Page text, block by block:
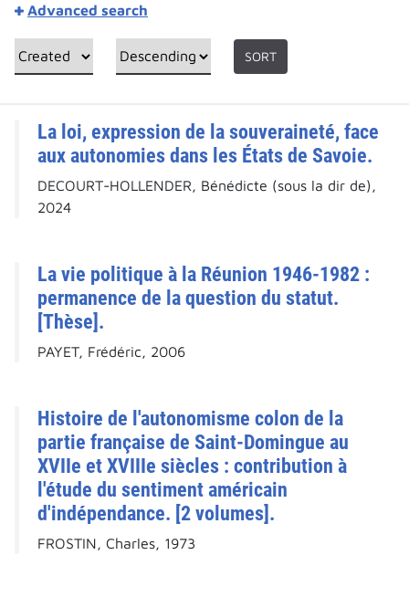
Advanced search
SORT
La loi, expression de la souveraineté, face
aux autonomies dans les États de Savoie.
DECOURT-HOLLENDER, Bénédicte (sous la dir de),
2024
La vie politique à la Réunion 1946-1982 :
permanence de la question du statut.
[Thèse].
PAYET, Frédéric, 2006
Histoire de l'autonomisme colon de la
partie française de Saint-Domingue au
XVIIe et XVIIIe siècles : contribution à
l'étude du sentiment américain
d'indépendance. [2 volumes].
FROSTIN, Charles, 1973